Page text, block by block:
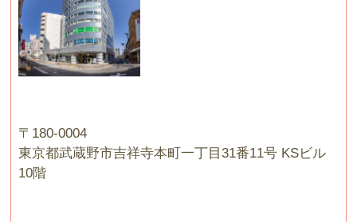
〒180-0004
東京都武蔵野市吉祥寺本町一丁目31番11号 KSビル
10階